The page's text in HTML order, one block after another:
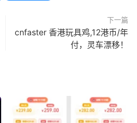
下一篇
cnfaster 香港玩具鸡,12港币/年
付，灵车漂移！